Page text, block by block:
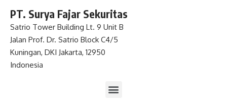
PT. Surya Fajar Sekuritas
Satrio Tower Building Lt. 9 Unit B
Jalan Prof. Dr. Satrio Block C4/5
Kuningan, DKI Jakarta, 12950
Indonesia